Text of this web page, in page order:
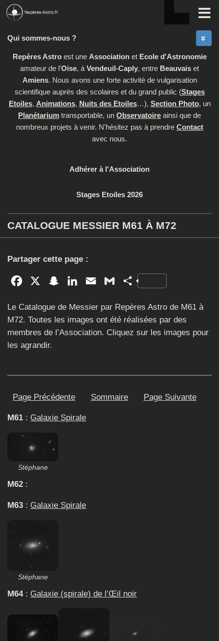
Skip to content
Qui sommes-nous ?
Repères Astroest une Associationet Ecole d'Astronomie
amateur de l'Oise, à Vendeuil-Caply, entre Beauvais et
Amiens. Nous avons une forte activité de vulgarisation
scientifique auprès des scolaires et du grand public (Stages
Etoiles, Animations, Nuits des Etoiles…), Section Photo, un
Planétarium transportable, un Observatoire ainsi que de
nombreux projets à venir. N'hésitez pas à prendre Contact
avec nous.
Adhérer à l'Association
Stages Etoiles 2026
CATALOGUE MESSIER M61 À M72
Partager cette page :
Facebook SnapchatLinkedInEmail GmailPartager
Le Catalogue de Messier par Repères Astro de M61 à
M72. Toutes les images ont été réalisées par des
membres de l’Association. Cliquez sur les images pour
les agrandir.
Page Précédente Sommaire Page Suivante
M61 : Galaxie Spirale
Stéphane
M62 :
M63 : Galaxie Spirale
Stéphane
M64: Galaxie (spirale) de l’Œil noir